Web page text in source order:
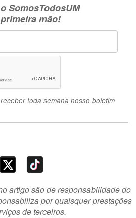
SomosTodosUM
mão!
toda semana nosso boletim
artigo são de responsabilidade do
por quaisquer prestações
de terceiros.